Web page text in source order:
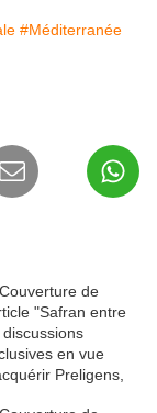
#Méditerranée